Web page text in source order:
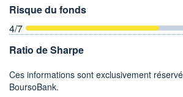
Risque du fonds
4/7
Ratio de Sharpe
Ces informations sont exclusivement
BoursoBank.